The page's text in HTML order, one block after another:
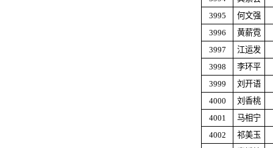
3995
何文强
3996
黄薪霓
3997
江运发
3998
李环平
3999
刘开语
4000
刘香桃
4001
马相宁
4002
祁美玉